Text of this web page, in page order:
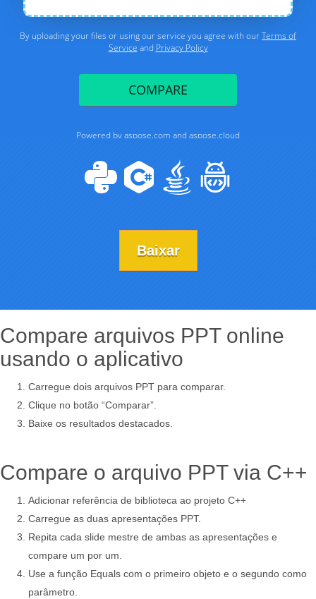
Baixar
Compare arquivos PPT online
usando o aplicativo
Carregue dois arquivos PPT para comparar.
Clique no botão “Comparar”.
Baixe os resultados destacados.
Compare o arquivo PPT via C++
Adicionar referência de biblioteca ao projeto C++
Carregue as duas apresentações PPT.
Repita cada slide mestre de ambas as apresentações e
compare um por um.
Use a função Equals com o primeiro objeto e o segundo como
parâmetro.